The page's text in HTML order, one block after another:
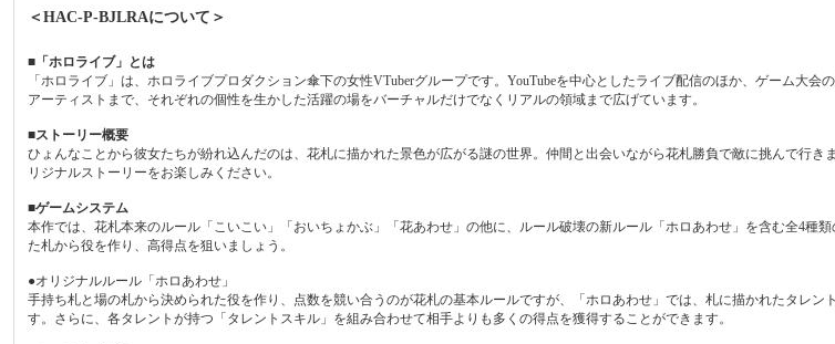
＜HAC-P-BJLRAについて＞
■「ホロライブ」とは
「ホロライブ」は、ホロライブプロダクション傘下の女性VTuberグループです。YouTubeを中心としたライブ配信のほか、ゲーム大会
アーティストまで、それぞれの個性を生かした活躍の場をバーチャルだけでなくリアルの領域まで広げています。
■ストーリー概要
ひょんなことから彼女たちが紛れ込んだのは、花札に描かれた景色が広がる謎の世界。仲間と出会いながら花札勝負で敵に挑んで行き
リジナルストーリーをお楽しみください。
■ゲームシステム
本作では、花札本来のルール「こいこい」「おいちょかぶ」「花あわせ」の他に、ルール破壊の新ルール「ホロあわせ」を含む全4種
た札から役を作り、高得点を狙いましょう。
●オリジナルルール「ホロあわせ」
手持ち札と場の札から決められた役を作り、点数を競い合うのが花札の基本ルールですが、「ホロあわせ」では、札に描かれたタレン
す。さらに、各タレントが持つ「タレントスキル」を組み合わせて相手よりも多くの得点を獲得することができます。